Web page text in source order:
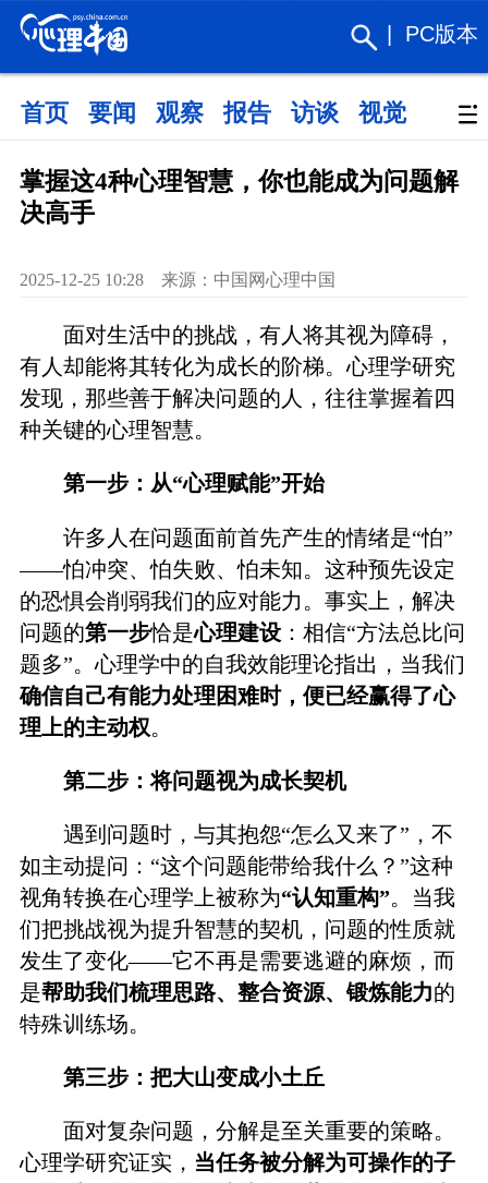
PC版本
首页 要闻 观察 报告 访谈 视觉 政策
掌握这4种心理智慧，你也能成为问题解
决高手
2025-12-25 10:28 来源：中国网心理中国
面对生活中的挑战，有人将其视为障碍，
有人却能将其转化为成长的阶梯。心理学研究
发现，那些善于解决问题的人，往往掌握着四
种关键的心理智慧。
第一步：从“心理赋能”开始
许多人在问题面前首先产生的情绪是“怕”
——怕冲突、怕失败、怕未知。这种预先设定
的恐惧会削弱我们的应对能力。事实上，解决
问题的第一步恰是心理建设：相信“方法总比问
题多”。心理学中的自我效能理论指出，当我们
确信自己有能力处理困难时，便已经赢得了心
理上的主动权。
第二步：将问题视为成长契机
遇到问题时，与其抱怨“怎么又来了”，不
如主动提问：“这个问题能带给我什么？”这种
视角转换在心理学上被称为“认知重构”。当我
们把挑战视为提升智慧的契机，问题的性质就
发生了变化——它不再是需要逃避的麻烦，而
是帮助我们梳理思路、整合资源、锻炼能力的
特殊训练场。
第三步：把大山变成小土丘
面对复杂问题，分解是至关重要的策略。
心理学研究证实， 当任务被分解为可操作的子